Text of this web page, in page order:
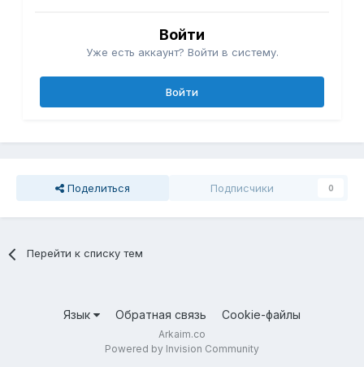
Войти
Уже есть аккаунт? Войти в систему.
Войти
Поделиться Подписчики 0
Перейти к списку тем
Язык Обратная связь Cookie-файлы
Arkaim.co
Powered by Invision Community